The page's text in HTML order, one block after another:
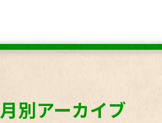
月別アーカイブ